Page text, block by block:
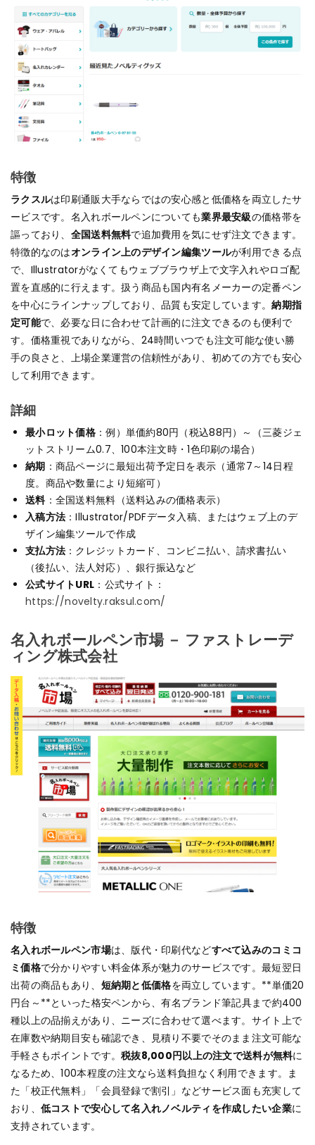
特徴
ラクスルは印刷通販大手ならではの安心感と低価格を両立したサ
ービスです。名入れボールペンについても業界最安級の価格帯を
謳っており、 全国送料無料で追加費用を気にせず注文できます。
特徴的なのはオンライン上のデザイン編集ツールが利用できる点
で、Illustratorがなくてもウェブブラウザ上で文字入れやロゴ配
置を直感的に行えます。扱う商品も国内有名メーカーの定番ペン
を中心にラインナップしており、品質も安定しています。納期指
定可能で、必要な日に合わせて計画的に注文できるのも便利で
す。価格重視でありながら、24時間いつでも注文可能な使い勝
手の良さと、上場企業運営の信頼性があり、初めての方でも安心
して利用できます。
詳細
最小ロット価格：例）単価約80円（税込88円）～（三菱ジェ
ットストリーム0.7、100本注文時・1色印刷の場合）
納期 ：商品ページに最短出荷予定日を表示（通常7～14日程
度。商品や数量により短縮可）
送料：全国送料無料（送料込みの価格表示）
入稿方法 ：Illustrator/PDFデータ入稿、またはウェブ上のデ
ザイン編集ツールで作成
支払方法 ：クレジットカード、コンビニ払い、請求書払い
（後払い、法人対応）、銀行振込など
公式サイトURL ：公式サイト：
https://novelty.raksul.com/
名入れボールペン市場 － ファストレーデ
ィング株式会社
特徴
名入れボールペン市場は、版代・印刷代などすべて込みのコミコ
ミ価格で分かりやすい料金体系が魅力のサービスです。最短翌日
出荷の商品もあり、 短納期と低価格を両立しています。**単価20
円台～**といった格安ペンから、有名ブランド筆記具まで約400
種以上の品揃えがあり、ニーズに合わせて選べます。サイト上で
在庫数や納期目安も確認でき、見積り不要でそのまま注文可能な
手軽さもポイントです。税抜8,000円以上の注文で送料が無料に
なるため、100本程度の注文なら送料負担なく利用できます。ま
た「校正代無料」「会員登録で割引」などサービス面も充実して
おり、 低コストで安心して名入れノベルティを作成したい企業に
支持されています。